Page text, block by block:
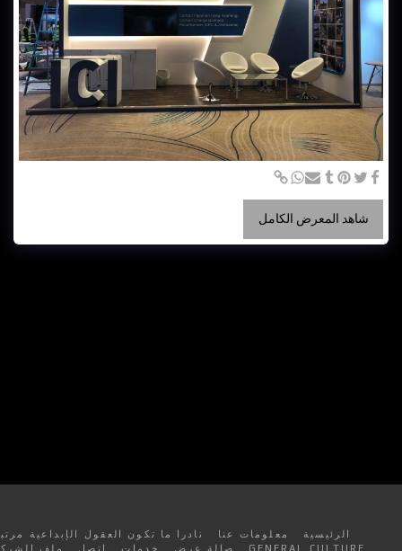
شاهد المعرض الكامل
الرئيسية معلومات عنا
نادرا ما تكون العقول الإبداعية مرتبة
GENERAL CULTURE
صالة عرض خدمات اتصل ملف الشركة